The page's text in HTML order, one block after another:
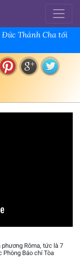
Đức Thánh Cha tối
Rôma, tức là 7
Phòng Báo chí Tòa